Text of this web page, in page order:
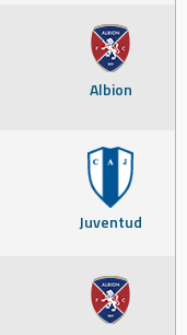
Albion
Juventud